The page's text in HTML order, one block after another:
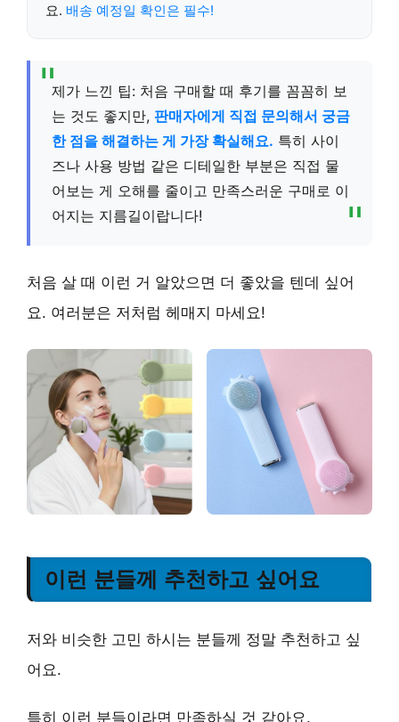
요. 배송 예정일 확인은 필수!
제가 느낀 팁: 처음 구매할 때 후기를 꼼꼼히 보
는 것도 좋지만, 판매자에게 직접 문의해서 궁금
한 점을 해결하는 게 가장 확실해요. 특히 사이
즈나 사용 방법 같은 디테일한 부분은 직접 물
어보는 게 오해를 줄이고 만족스러운 구매로 이
어지는 지름길이랍니다!
처음 살 때 이런 거 알았으면 더 좋았을 텐데 싶어
요. 여러분은 저처럼 헤매지 마세요!
이런 분들께 추천하고 싶어요
저와 비슷한 고민 하시는 분들께 정말 추천하고 싶
어요.
특히 이런 분들이라면 만족하실 것 같아요.